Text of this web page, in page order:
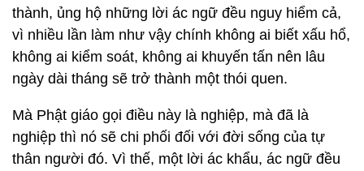
thành, ủng hộ những lời ác ngữ đều nguy hiểm cả,
vì nhiều lần làm như vậy chính không ai biết xấu hổ,
không ai kiểm soát, không ai khuyến tấn nên lâu
ngày dài tháng sẽ trở thành một thói quen.
Mà Phật giáo gọi điều này là nghiệp, mà đã là
nghiệp thì nó sẽ chi phối đối với đời sống của tự
thân người đó. Vì thế, một lời ác khẩu, ác ngữ đều